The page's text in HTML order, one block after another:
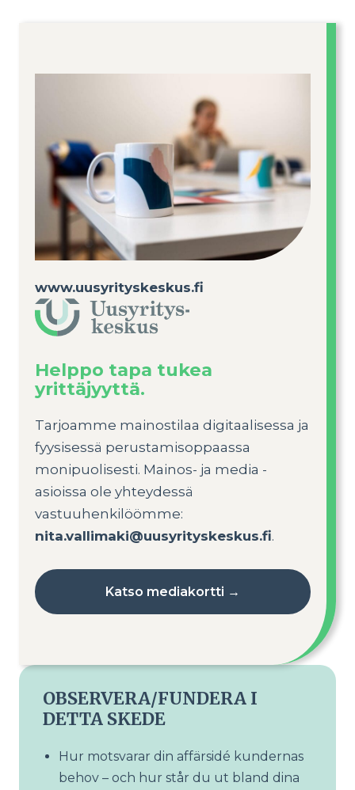
www.uusyrityskeskus.fi
Helppo tapa tukea
yrittäjyyttä.
Tarjoamme mainostilaa digitaalisessa ja
fyysisessä perustamisoppaassa
monipuolisesti. Mainos- ja media -
asioissa ole yhteydessä
vastuuhenkilöömme:
nita.vallimaki@uusyrityskeskus.fi.
Katso mediakortti →
OBSERVERA/FUNDERA I
DETTA SKEDE
Hur motsvarar din affärsidé kundernas
behov – och hur står du ut bland dina